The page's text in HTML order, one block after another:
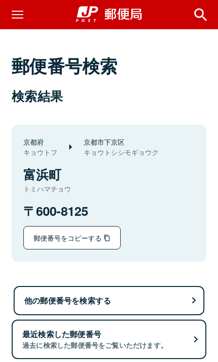
郵便番号検索
検索結果
京都府
キョウトフ
京都市下京区
キョウトシシモギョウク
富浜町
トミハマチョウ
600-8125
郵便番号をコピーする
他の郵便番号を検索する
最近検索した郵便番号
過去に検索した郵便番号をご覧いただけます。